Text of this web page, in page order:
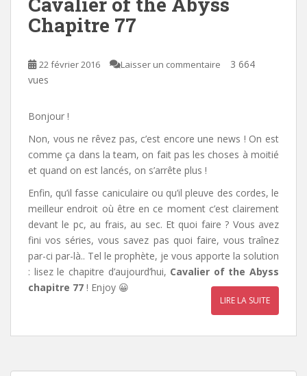
Chapitre 77
22 février 2016 Laisser un commentaire
3 664
vues
Bonjour !
Non, vous ne rêvez pas, c’est encore une news ! On est
comme ça dans la team, on fait pas les choses à moitié
et quand on est lancés, on s’arrête plus !
Enfin, qu’il fasse caniculaire ou qu’il pleuve des cordes, le
meilleur endroit où être en ce moment c’est clairement
devant le pc, au frais, au sec. Et quoi faire ? Vous avez
fini vos séries, vous savez pas quoi faire, vous traînez
par-ci par-là.. Tel le prophète, je vous apporte la solution
: lisez le chapitre d’aujourd’hui, Cavalier of the Abyss
chapitre 77 ! Enjoy 😀
LIRE LA SUITE